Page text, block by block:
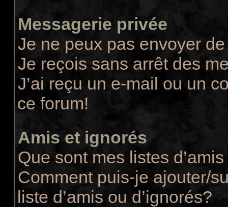
Messagerie privée
Je ne peux pas envoyer
Je reçois sans arrêt des
J’ai reçu un e-mail ou un
ce forum!
Amis et ignorés
Que sont mes listes
Comment puis-je ajouter/
liste d’amis ou d’ignorés?